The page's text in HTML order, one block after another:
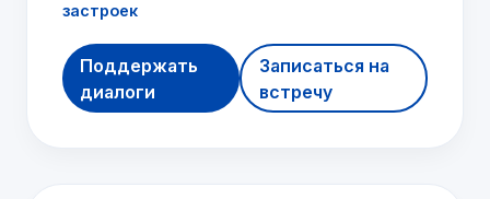
застроек
Поддержать
диалоги
Записаться на
встречу